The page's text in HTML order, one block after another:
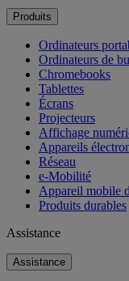
Produits
Ordinateurs
Ordinateurs de
Chromebooks
Tablettes
Écrans
Projecteurs
Affichage
Appareils
Réseau
e-Mobilité
Appareil mobile
Produits durables
Assistance
Assistance